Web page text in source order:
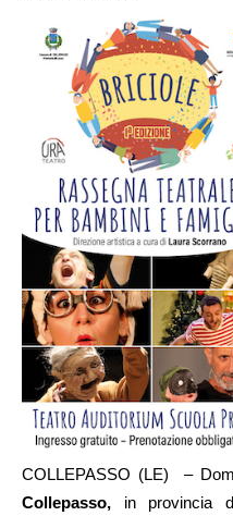
COLLEPASSO (LE) –
Collepasso, in provincia